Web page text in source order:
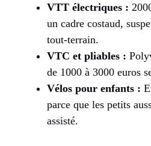
VTT électriques :
un cadre costaud,
tout-terrain.
VTC et pliables :
de 1000 à 3000 euros
Vélos pour enfants :
parce que les petits
assisté.